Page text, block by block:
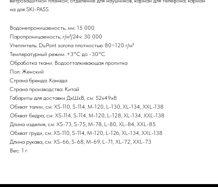
на для SKI-PASS
Водонепроницаемость, мм: 15 000
Паропроницаемость, г/м²/24ч: 30 000
Утеплитель: DuPont sorona плотностью 80−120 г/м²
Температурный режим: +3°С до -30°С
Обработка ткани: Водоотталкивающая пропитка
Пол: Женский
Страна бренда: Канада
Страна производства: Китай
Габариты для доставки ДхШхВ, см: 52х49х8
Обхват талии, см: XS-110, S-114, M-120, L-130, XL-134, XXL-138
Обхват бедра, см: XS-114, S-114, M-120, L-128, XL-134, XXL-138
Длина изделия, см: XS-73, S-75, M-78, L-80, XL-84, XXL-85
Обхват груди, см: XS-110, S-114, M-120, L-126, XL-134, XXL-138
Длина рукава, см: XS-66, S-68, M-69, L-71, XL-72, XXL-73
Вес: 1 г